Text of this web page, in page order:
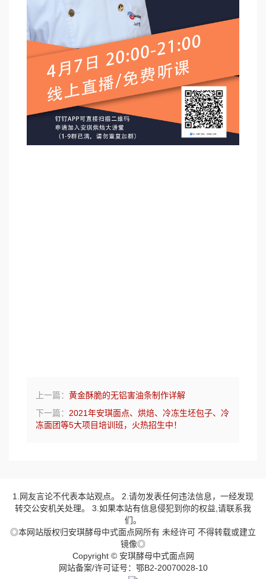
上一篇： 黄金酥脆的无铝害油条制作详解
下一篇： 2021年安琪面点、烘焙、冷冻生坯包子、冷
冻面团等5大项目培训班，火热招生中！
1.网友言论不代表本站观点。 2.请勿发表任何违法信息，一经发现
转交公安机关处理。 3.如果本站有信息侵犯到你的权益,请联系我
们。
◎本网站版权归安琪酵母中式面点网所有 未经许可 不得转载或建立
镜像◎
Copyright © 安琪酵母中式面点网
网站备案/许可证号：鄂B2-20070028-10